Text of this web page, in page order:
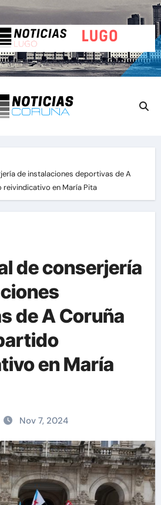
de instalaciones deportivas de A
reivindicativo en María Pita
de conserjería
de A Coruña
en María
Nov 7, 2024